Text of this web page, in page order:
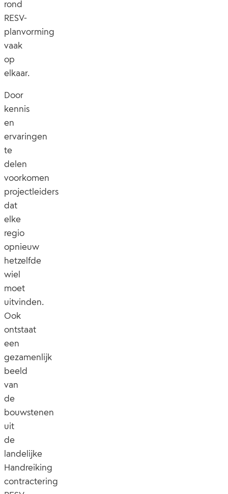
rond
RESV-
planvorming
vaak
op
elkaar.
Door
kennis
en
ervaringen
te
delen
voorkomen
projectleiders
dat
elke
regio
opnieuw
hetzelfde
wiel
moet
uitvinden.
Ook
ontstaat
een
gezamenlijk
beeld
van
de
bouwstenen
uit
de
landelijke
Handreiking
contractering